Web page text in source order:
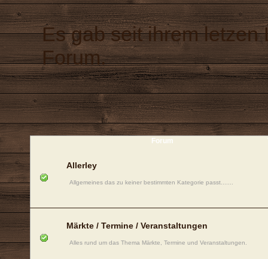
Es gab seit ihrem
Forum.
Forum
Allerley
Allgemeines das zu keiner bestimmten Kategorie passt.......
Märkte / Termine / Veranstaltungen
Alles rund um das Thema Märkte, Termine und Veranstaltungen.